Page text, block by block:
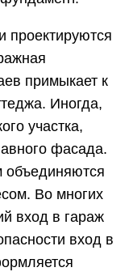
проектируются
примыкает к
Иногда,
участка,
фасада.
объединяются
Во многих
вход в гараж
вход в